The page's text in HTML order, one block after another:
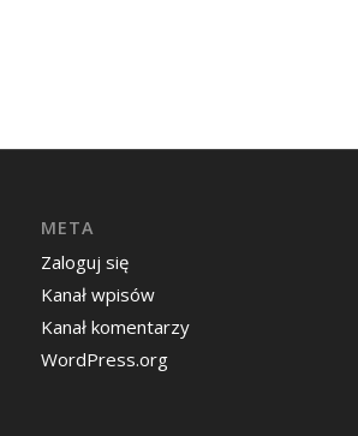
META
Zaloguj się
Kanał wpisów
Kanał komentarzy
WordPress.org